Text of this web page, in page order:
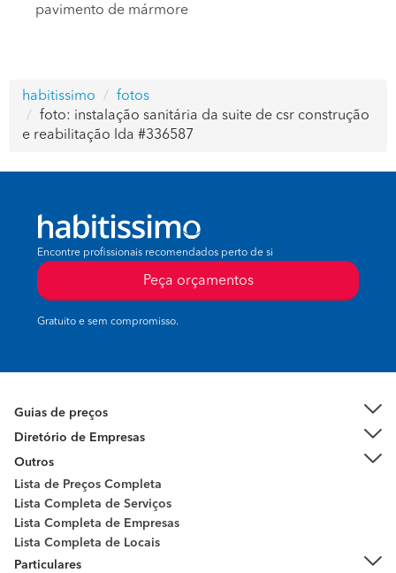
pavimento de mármore
habitissimo
fotos
foto: instalação sanitária da suite de csr construção
e reabilitação lda #336587
Encontre profissionais recomendados perto de si
Peça orçamentos
Gratuito e sem compromisso.
Guias de preços
Diretório de Empresas
Outros
Lista de Preços Completa
Lista Completa de Serviços
Lista Completa de Empresas
Lista Completa de Locais
Particulares